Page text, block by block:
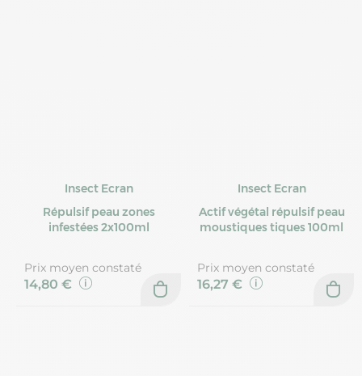
Insect Ecran
Répulsif peau zones
infestées 2x100ml
Prix moyen constaté
14,80 €
Insect Ecran
Actif végétal répulsif peau
moustiques tiques 100ml
Prix moyen constaté
16,27 €